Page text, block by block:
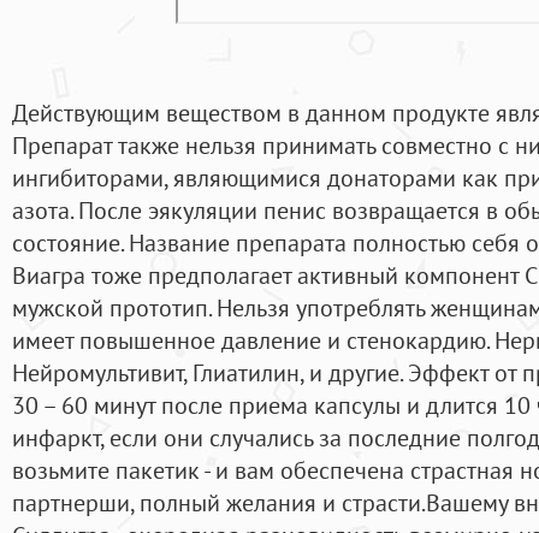
Действующим веществом в данном продукте
Препарат также нельзя принимать совместно с
ингибиторами, являющимися донаторами как
азота. После эякуляции пенис возвращается в
состояние. Название препарата полностью себя
Виагра тоже предполагает активный компонент
мужской прототип. Нельзя употреблять
имеет повышенное давление и стенокардию.
Нейромультивит, Глиатилин, и другие. Эффект от
30 – 60 минут после приема капсулы и длится 10
инфаркт, если они случались за последние
возьмите пакетик - и вам обеспечена страстная
партнерши, полный желания и страсти.Вашему